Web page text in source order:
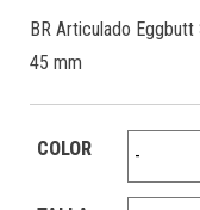
BR Articulado
45 mm
COLOR